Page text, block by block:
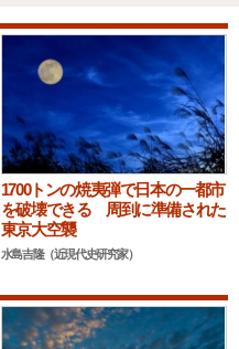
1700トンの焼夷弾で日本の一都市
を破壊できる 周到に準備された
東京大空襲
水島吉隆（近現代史研究家）